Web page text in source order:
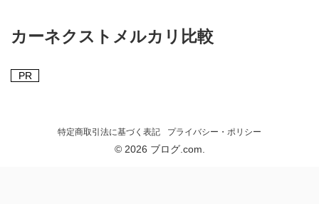
カーネクストメルカリ比較
PR
特定商取引法に基づく表記 プライバシー・ポリシー
© 2026 ブログ.com.